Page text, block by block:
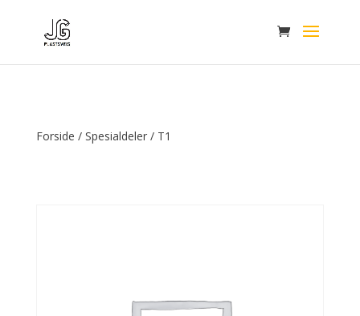
Forside / Spesialdeler/ T1